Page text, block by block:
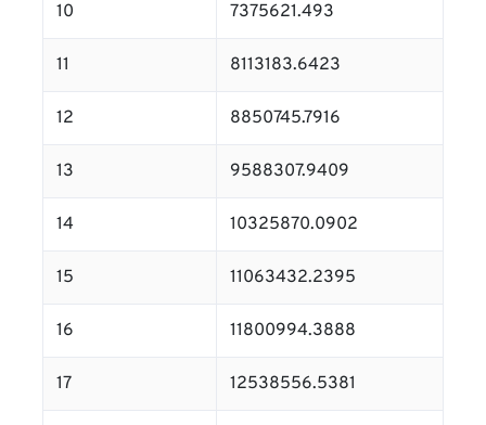
10 7375621.493
11 8113183.6423
12 8850745.7916
13 9588307.9409
14 10325870.0902
15 11063432.2395
16 11800994.3888
17 12538556.5381